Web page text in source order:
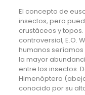
El concepto de
insectos, pero
crustáceos y topos.
controversial, E.O.
humanos
la mayor
entre los insectos.
Himenóptera
conocido por su